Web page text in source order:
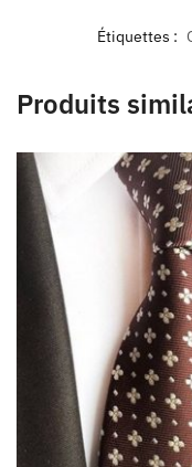
Étiquettes :
Produits